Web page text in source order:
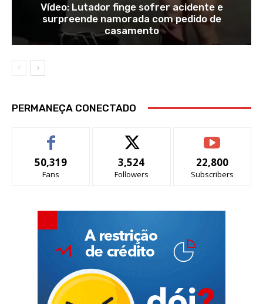
Vídeo: Lutador finge sofrer acidente e
surpreende namorada com pedido de
casamento
PERMANEÇA CONECTADO
50,319
Fans
3,524
Followers
22,800
Subscribers